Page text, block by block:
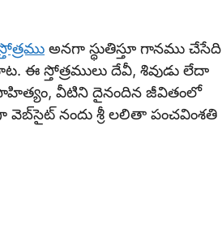
అనగా స్థుతిస్తూ గానము చేసేది
ఈ స్తోత్రములు దేవీ, శివుడు లేదా
సాహిత్యం, వీటిని దైనందిన జీవితంలో
నందు శ్రీ లలితా పంచవింశతి